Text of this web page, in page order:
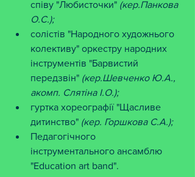
співу "Любисточки" (кер.Панкова
О.С.);
солістів "Народного художнього
колективу" оркестру народних
інструментів "Барвистий
передзвін" (кер.Шевченко Ю.А.,
акомп. Слятіна І.О.);
гуртка хореографії "Щасливе
дитинство" (кер. Горшкова С.А.);
Педагогічного
інструментального ансамблю
"Education art band".